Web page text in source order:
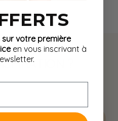
?
sur votre première
en vous inscrivant à